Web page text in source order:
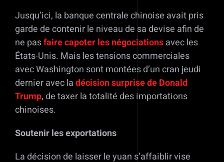
Jusqu’ici, la banque centrale chinoise avait pris
garde de contenir le niveau de sa devise afin de
ne pasfaire capoter les négociationsavec les
États-Unis. Mais les tensions commerciales
avec Washington sont montées d’un cran jeudi
dernier avec ladécision surprise de Donald
Trump, de taxer la totalité des importations
chinoises.
Soutenir les exportations
La décision de laisser le yuan s’affaiblir vise